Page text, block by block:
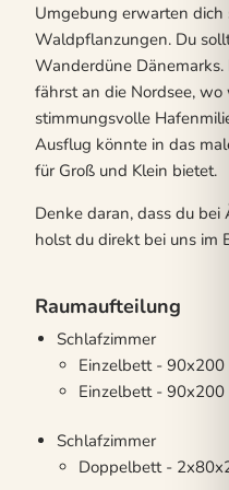
Umgebung erwarten
Waldpflanzungen. Du
Wanderdüne
fährst an die Nordsee,
stimmungsvolle
Ausflug könnte in das
für Groß und Klein bietet.
Denke daran, dass du
holst du direkt bei uns im
Raumaufteilung
Schlafzimmer
Einzelbett - 90x200
Einzelbett - 90x200
Schlafzimmer
Doppelbett -